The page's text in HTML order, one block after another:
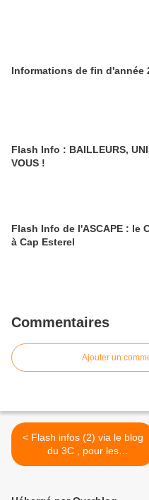
Informations de fin d'année
Flash Info : BAILLEURS,
VOUS !
Flash Info de l'ASCAPE : le
à Cap Esterel
Commentaires
Ajouter un
< Flash infos (2) via le blog
du 3C , pour les
propriétaires en bail.